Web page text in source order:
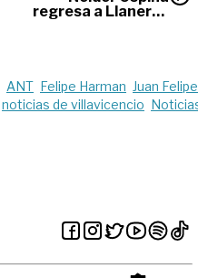
regresa a Llaneros
ANT Felipe Harman Juan Felipe
noticias de villavicencio